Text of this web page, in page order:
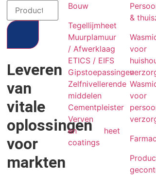
Leveren
van
vitale
oplossingen
voor
markten
Bouw
Tegellijmheet
Muurplamuur
/ Afwerklaag
ETICS / EIFS
Gipstoepassingen
Zelfnivellerende
middelen
Cementpleister
Verven
en
coatings
heet
&
voor
voor